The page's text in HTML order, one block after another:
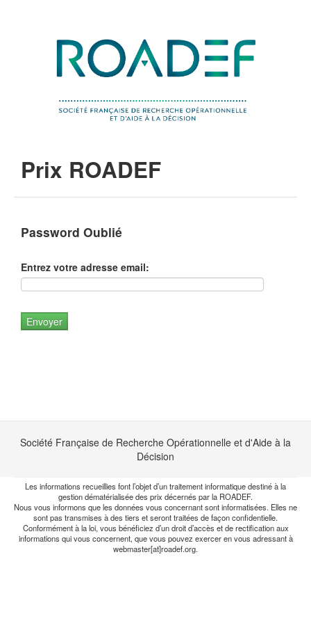
Prix ROADEF
Password Oublié
Entrez votre adresse email:
Société Française de Recherche Opérationnelle et d'Aide à la
Décision
Les informations recueillies font l’objet d’un traitement informatique destiné à la
gestion dématérialisée des prix décernés par la ROADEF.
Nous vous informons que les données vous concernant sont informatisées. Elles ne
sont pas transmises à des tiers et seront traitées de façon confidentielle.
Conformément à la loi, vous bénéficiez d’un droit d’accès et de rectification aux
informations qui vous concernent, que vous pouvez exercer en vous adressant à
webmaster[at]roadef.org.